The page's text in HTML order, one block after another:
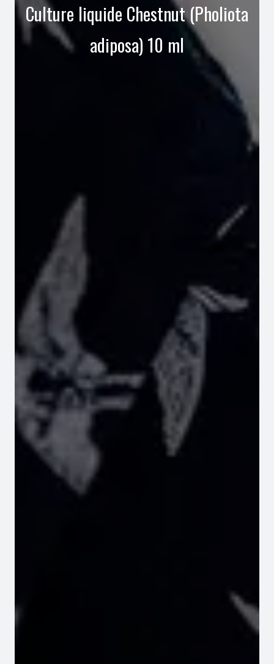
Culture liquide Chestnut (Pholiota
adiposa) 10 ml